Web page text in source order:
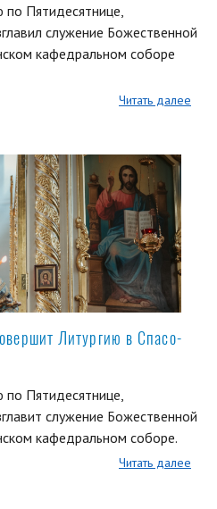
Пятидесятнице,
служение Божественной
кафедральном соборе
Читать далее
Литургию в Спасо-
Пятидесятнице,
служение Божественной
кафедральном соборе.
Читать далее